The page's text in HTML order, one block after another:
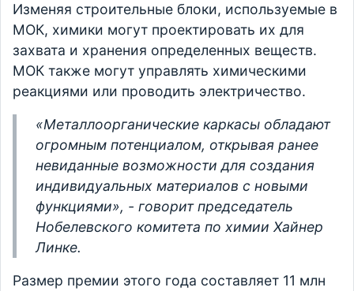
Изменяя строительные блоки, используемые в
МОК, химики могут проектировать их для
захвата и хранения определенных веществ.
МОК также могут управлять химическими
реакциями или проводить электричество.
«Металлоорганические каркасы обладают
огромным потенциалом, открывая ранее
невиданные возможности для создания
индивидуальных материалов с новыми
функциями», - говорит председатель
Нобелевского комитета по химии Хайнер
Линке.
Размер премии этого года составляет 11 млн